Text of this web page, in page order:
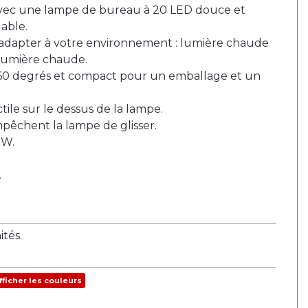
une lampe de bureau à 20 LED douce et
à votre environnement : lumière chaude
chaude.
degrés et compact pour un emballage et un
sur le dessus de la lampe.
la lampe de glisser.
les couleurs